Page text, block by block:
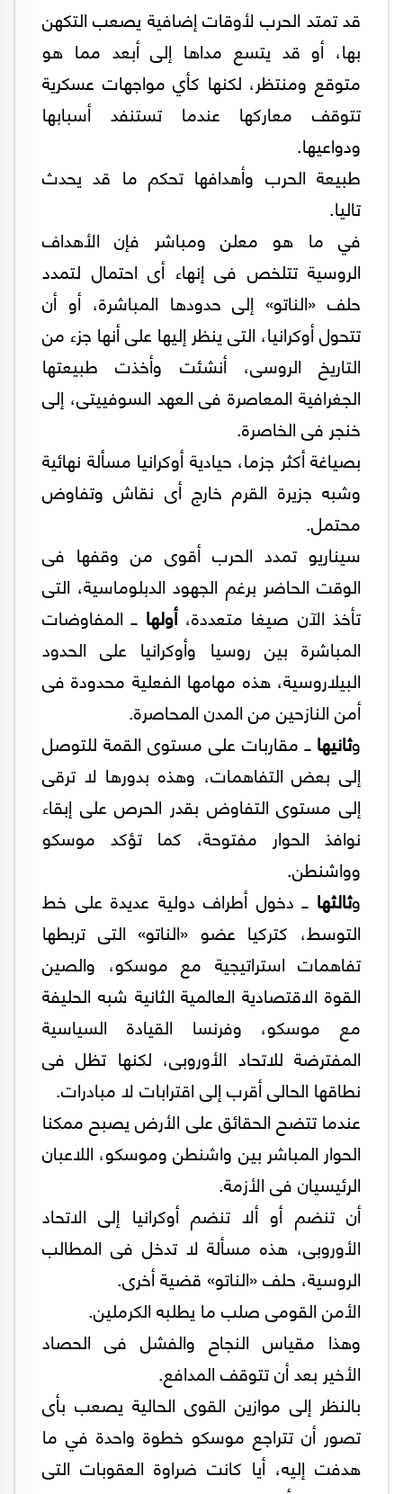
قد تمتد الحرب لأوقات إضافية يصعب التكهن
بها، أو قد يتسع مداها إلى أبعد مما هو
متوقع ومنتظر، لكنها كأي مواجهات عسكرية
تتوقف معاركها عندما تستنفد أسبابها
ودواعيها.
طبيعة الحرب وأهدافها تحكم ما قد يحدث
تاليا.
في ما هو معلن ومباشر فإن الأهداف
الروسية تتلخص فى إنهاء أى احتمال لتمدد
حلف «الناتو» إلى حدودها المباشرة، أو أن
تتحول أوكرانيا، التى ينظر إليها على أنها جزء من
التاريخ الروسى، أنشئت وأخذت طبيعتها
الجغرافية المعاصرة فى العهد السوفييتى، إلى
خنجر فى الخاصرة.
بصياغة أكثر جزما، حيادية أوكرانيا مسألة نهائية
وشبه جزيرة القرم خارج أى نقاش وتفاوض
محتمل.
سيناريو تمدد الحرب أقوى من وقفها فى
الوقت الحاضر برغم الجهود الدبلوماسية، التى
تأخذ الآن صيغا متعددة،أولها ــ المفاوضات
المباشرة بين روسيا وأوكرانيا على الحدود
البيلاروسية، هذه مهامها الفعلية محدودة فى
أمن النازحين من المدن المحاصرة.
وثانيهاــ مقاربات على مستوى القمة للتوصل
إلى بعض التفاهمات، وهذه بدورها لا ترقى
إلى مستوى التفاوض بقدر الحرص على إبقاء
نوافذ الحوار مفتوحة، كما تؤكد موسكو
وواشنطن.
وثالثها ــ دخول أطراف دولية عديدة على خط
التوسط، كتركيا عضو «الناتو» التى تربطها
تفاهمات استراتيجية مع موسكو، والصين
القوة الاقتصادية العالمية الثانية شبه الحليفة
مع موسكو، وفرنسا القيادة السياسية
المفترضة للاتحاد الأوروبى، لكنها تظل فى
نطاقها الحالى أقرب إلى اقترابات لا مبادرات.
عندما تتضح الحقائق على الأرض يصبح ممكنا
الحوار المباشر بين واشنطن وموسكو، اللاعبان
الرئيسيان فى الأزمة.
أن تنضم أو ألا تنضم أوكرانيا إلى الاتحاد
الأوروبى، هذه مسألة لا تدخل فى المطالب
الروسية، حلف «الناتو» قضية أخرى.
الأمن القومى صلب ما يطلبه الكرملين.
وهذا مقياس النجاح والفشل فى الحصاد
الأخير بعد أن تتوقف المدافع.
بالنظر إلى موازين القوى الحالية يصعب بأى
تصور أن تتراجع موسكو خطوة واحدة في ما
هدفت إليه، أيا كانت ضراوة العقوبات التى